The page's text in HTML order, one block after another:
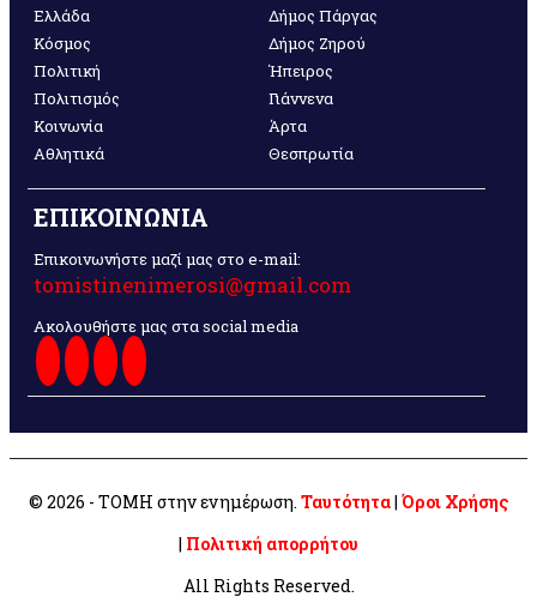
Ελλάδα
Κόσμος
Πολιτική
Πολιτισμός
Κοινωνία
Αθλητικά
Δήμος Πάργας
Δήμος Ζηρού
Ήπειρος
Γιάννενα
Άρτα
Θεσπρωτία
ΕΠΙΚΟΙΝΩΝΙΑ
Επικοινωνήστε μαζί μας στο e-mail:
tomistinenimerosi@gmail.com
Ακολουθήστε μας στα social media
© 2026 - ΤΟΜΗ στην ενημέρωση. Ταυτότητα| Όροι Χρήσης
| Πολιτική απορρήτου
All Rights Reserved.